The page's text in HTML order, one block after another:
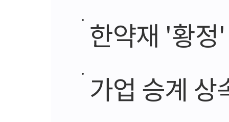
한약재 '황정
가업 승계 상속